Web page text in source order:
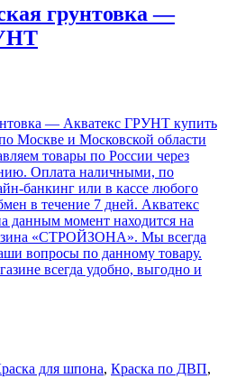
грунтовка —
— Акватекс ГРУНТ купить
Москве и Московской области
товары по России через
Оплата наличными, по
банкинг или в кассе любого
в течение 7 дней. Акватекс
данным момент находится на
«СТРОЙЗОНА». Мы всегда
вопросы по данному товару.
всегда удобно, выгодно и
для шпона, Краска по ДВП,